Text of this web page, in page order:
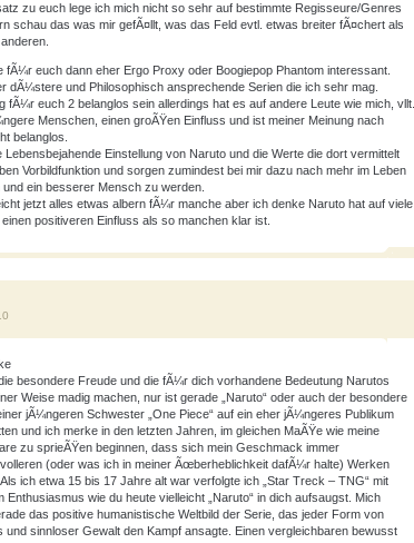
zu euch lege ich mich nicht so sehr auf bestimmte Regisseure/Genres
schau das was mir gefÃ¤llt, was das Feld evtl. etwas breiter fÃ¤chert als
fÃ¼r euch dann eher Ergo Proxy oder Boogiepop Phantom interessant.
dÃ¼stere und Philosophisch ansprechende Serien die ich sehr mag.
fÃ¼r euch 2 belanglos sein allerdings hat es auf andere Leute wie mich, vllt.
Menschen, einen groÃŸen Einfluss und ist meiner Meinung nach
belanglos.
Lebensbejahende Einstellung von Naruto und die Werte die dort vermittelt
Vorbildfunktion und sorgen zumindest bei mir dazu nach mehr im Leben
ein besserer Mensch zu werden.
jetzt alles etwas albern fÃ¼r manche aber ich denke Naruto hat auf viele
positiveren Einfluss als so manchen klar ist.
besondere Freude und die fÃ¼r dich vorhandene Bedeutung Narutos
Weise madig machen, nur ist gerade „Naruto“ oder auch der besondere
jÃ¼ngeren Schwester „One Piece“ auf ein eher jÃ¼ngeres Publikum
und ich merke in den letzten Jahren, im gleichen MaÃŸe wie meine
zu sprieÃŸen beginnen, dass sich mein Geschmack immer
(oder was ich in meiner Ãœberheblichkeit dafÃ¼r halte) Werken
ich etwa 15 bis 17 Jahre alt war verfolgte ich „Star Treck – TNG“ mit
Enthusiasmus wie du heute vielleicht „Naruto“ in dich aufsaugst. Mich
das positive humanistische Weltbild der Serie, das jeder Form von
und sinnloser Gewalt den Kampf ansagte. Einen vergleichbaren bewusst